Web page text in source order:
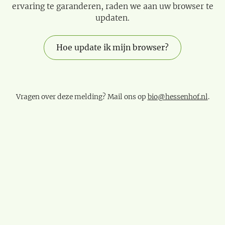
ervaring te garanderen, raden we aan uw browser te
updaten.
Hoe update ik mijn browser?
Vragen over deze melding? Mail ons op bio@hessenhof.nl.